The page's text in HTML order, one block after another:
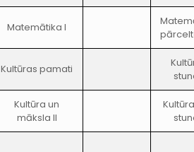
Matemātika I
Kultūras pamati
Kultūra un
māksla II